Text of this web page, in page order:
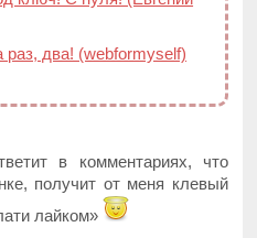
раз, два! (webformyself)
в комментариях, что
получит от меня клевый
лайком»